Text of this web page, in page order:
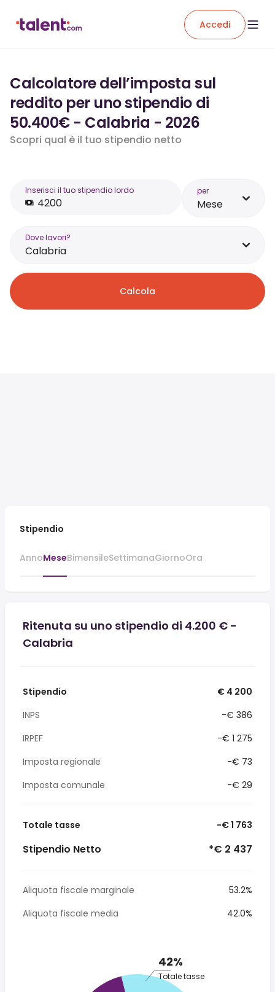
Accedi
Calcolatore dell’imposta sul
reddito per uno stipendio di
50.400€ - Calabria - 2026
Scopri qual è il tuo stipendio netto
Inserisci il tuo stipendio lordo per
Mese
Dove lavori?
Calabria
Calcola
Stipendio
AnnoMeseBimensileSettimanaGiornoOra
Ritenuta su uno stipendio di 4.200 € -
Calabria
Stipendio
€ 4 200
INPS
-€ 386
IRPEF
-€ 1 275
Imposta regionale
-€ 73
Imposta comunale
-€ 29
Totale tasse -€ 1 763
Stipendio Netto *€ 2 437
Aliquota fiscale marginale
53.2%
Aliquota fiscale media
42.0%
42%
Totale tasse